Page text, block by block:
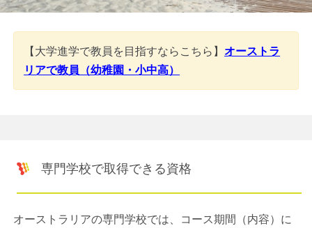
【大学進学で教員を目指すならこちら】オーストラ
リアで教員（幼稚園・小中高）
専門学校で取得できる資格
オーストラリアの専門学校では、コース期間（内容）に